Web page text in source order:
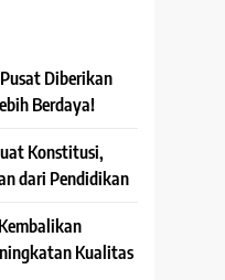
Diberikan
Berdaya!
Konstitusi,
dari Pendidikan
Kualitas